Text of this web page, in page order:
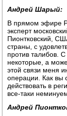
Андрей Шарый:
В прямом эфире
эксперт
Пионтковский,
страны, с
против талибов.
некоторые, а
этой связи меня
операции. Как вы
действовать в
все-таки
Андрей